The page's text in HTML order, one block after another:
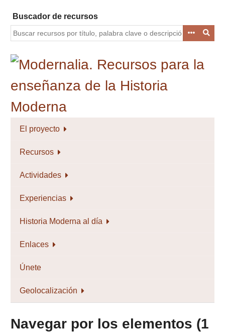
contenido
principal
Buscador de recursos
El proyecto
Recursos
Actividades
Experiencias
Historia Moderna al día
Enlaces
Únete
Geolocalización
Navegar por los elementos (1